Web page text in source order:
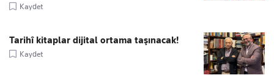
Kaydet
Tarihî kitaplar dijital ortama taşınacak!
Kaydet